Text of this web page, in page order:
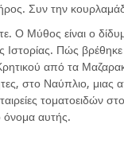
Συν την
Ο Μύθος είναι ο
Ιστορίας. Πώς
από τα
στο Ναύπλιο, μιας
τοματοειδών
όνομα αυτής.